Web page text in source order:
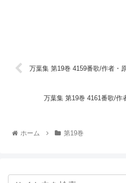
万葉集 第19巻 4159番歌/作者・
万葉集 第19巻 4161番歌/作
ホーム 第19巻